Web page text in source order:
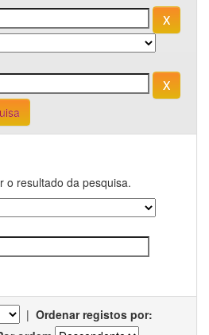
o resultado da pesquisa.
| Ordenar registos por: